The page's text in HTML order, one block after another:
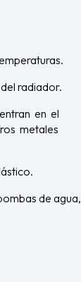
radiador.
en el
metales
de agua,